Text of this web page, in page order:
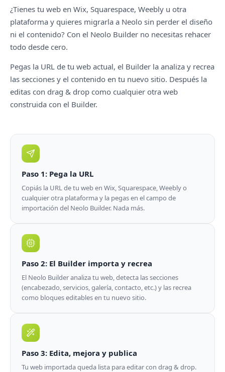
¿Tienes tu web en Wix, Squarespace, Weebly u otra
plataforma y quieres migrarla a Neolo sin perder el diseño
ni el contenido? Con el Neolo Builder no necesitas rehacer
todo desde cero.
Pegas la URL de tu web actual, el Builder la analiza y recrea
las secciones y el contenido en tu nuevo sitio. Después la
editas con drag & drop como cualquier otra web
construida con el Builder.
Paso 1: Pega la URL
Copiás la URL de tu web en Wix, Squarespace, Weebly o
cualquier otra plataforma y la pegas en el campo de
importación del Neolo Builder. Nada más.
Paso 2: El Builder importa y recrea
El Neolo Builder analiza tu web, detecta las secciones
(encabezado, servicios, galería, contacto, etc.) y las recrea
como bloques editables en tu nuevo sitio.
Paso 3: Edita, mejora y publica
Tu web importada queda lista para editar con drag & drop.